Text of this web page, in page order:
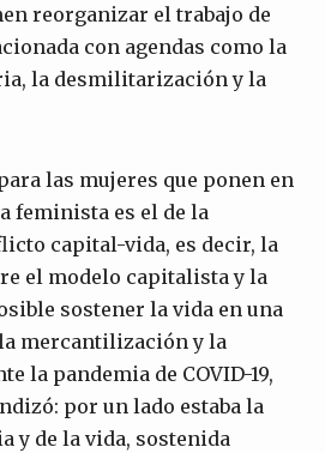
reorganizar el trabajo de
con agendas como la
la desmilitarización y la
las mujeres que ponen en
feminista es el de la
capital-vida, es decir, la
el modelo capitalista y la
sostener la vida en una
mercantilización y la
la pandemia de COVID-19,
por un lado estaba la
y de la vida, sostenida